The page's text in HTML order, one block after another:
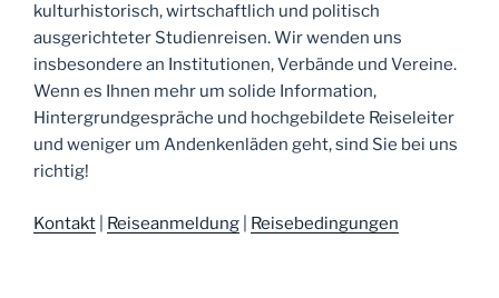
kulturhistorisch, wirtschaftlich und politisch
ausgerichteter Studienreisen. Wir wenden uns
insbesondere an Institutionen, Verbände und Vereine.
Wenn es Ihnen mehr um solide Information,
Hintergrundgespräche und hochgebildete Reiseleiter
und weniger um Andenkenläden geht, sind Sie bei uns
richtig!
Kontakt Reiseanmeldung Reisebedingungen